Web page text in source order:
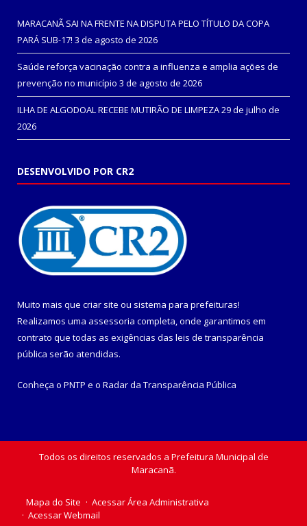
MARACANÃ SAI NA FRENTE NA DISPUTA PELO TÍTULO DA COPA
PARÁ SUB-17! 3 de agosto de 2026
Saúde reforça vacinação contra a influenza e amplia ações de
prevenção no município 3 de agosto de 2026
ILHA DE ALGODOAL RECEBE MUTIRÃO DE LIMPEZA29 de julho de
2026
DESENVOLVIDO POR CR2
Muito mais que criar site ou sistema para prefeituras!
Realizamos uma assessoria completa, onde garantimos em
contrato que todas as exigências das leis de transparência
pública serão atendidas.
Conheça o PNTP e o Radar da Transparência Pública
Todos os direitos reservados a Prefeitura Municipal de
Maracanã.
Mapa do Site
Acessar Área Administrativa
Acessar Webmail